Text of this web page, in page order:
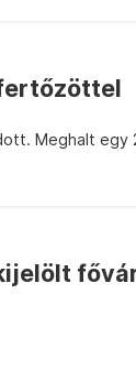
Meghalt egy